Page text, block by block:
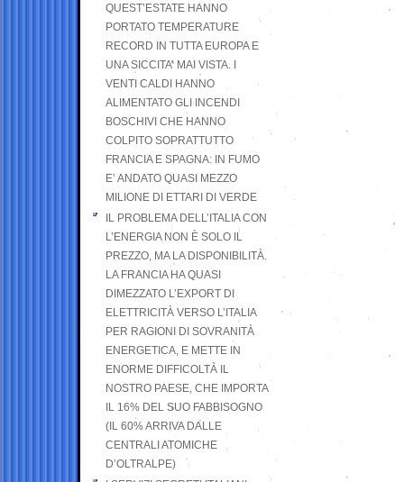
QUEST’ESTATE HANNO
PORTATO TEMPERATURE
RECORD IN TUTTA EUROPA E
UNA SICCITA’ MAI VISTA. I
VENTI CALDI HANNO
ALIMENTATO GLI INCENDI
BOSCHIVI CHE HANNO
COLPITO SOPRATTUTTO
FRANCIA E SPAGNA: IN FUMO
E’ ANDATO QUASI MEZZO
MILIONE DI ETTARI DI VERDE
IL PROBLEMA DELL’ITALIA CON
L’ENERGIA NON È SOLO IL
PREZZO, MA LA DISPONIBILITÀ.
LA FRANCIA HA QUASI
DIMEZZATO L’EXPORT DI
ELETTRICITÀ VERSO L’ITALIA
PER RAGIONI DI SOVRANITÀ
ENERGETICA, E METTE IN
ENORME DIFFICOLTÀ IL
NOSTRO PAESE, CHE IMPORTA
IL 16% DEL SUO FABBISOGNO
(IL 60% ARRIVA DALLE
CENTRALI ATOMICHE
D’OLTRALPE)